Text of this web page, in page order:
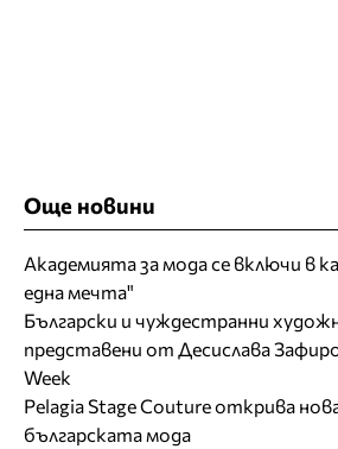
Още новини
Академията за мода се включи в
една мечта"
Български и чуждестранни
представени от Десислава
Week
Pelagia Stage Couture открива
българската мода